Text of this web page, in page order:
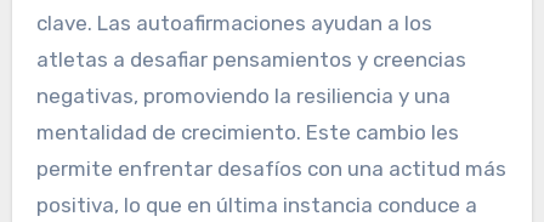
clave. Las autoafirmaciones ayudan a los
atletas a desafiar pensamientos y creencias
negativas, promoviendo la resiliencia y una
mentalidad de crecimiento. Este cambio les
permite enfrentar desafíos con una actitud más
positiva, lo que en última instancia conduce a